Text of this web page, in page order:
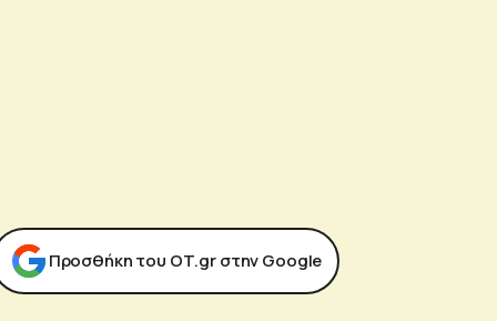
Προσθήκη του ΟΤ.gr στην Google